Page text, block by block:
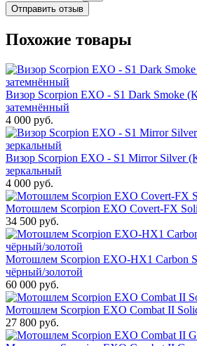
Похожие товары
Визор Scorpion EXO - S1 Dark Smoke
затемнённый
4 000 руб.
Визор Scorpion EXO - S1 Mirror Silver
зеркальный
4 000 руб.
Мотошлем Scorpion EXO Covert-FX
34 500 руб.
Мотошлем Scorpion EXO-HX1 Carbon
чёрный/золотой
60 000 руб.
Мотошлем Scorpion EXO Combat II
27 800 руб.